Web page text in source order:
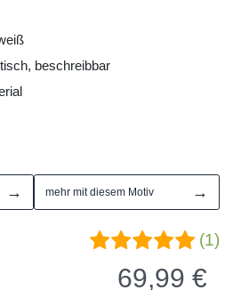
beschreibbar
→ mehr mit diesem Motiv →
(1)
69,99 €